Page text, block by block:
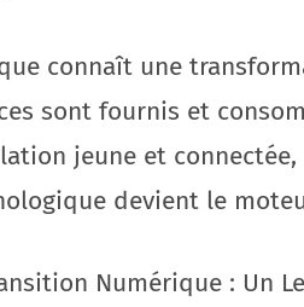
connaît une
sont fournis et
jeune et
devient le
Numérique : Un